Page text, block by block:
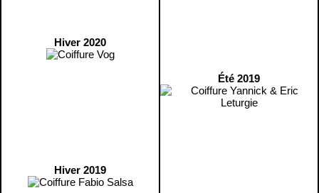
Hiver 2020
Hiver 2019
Été 2019